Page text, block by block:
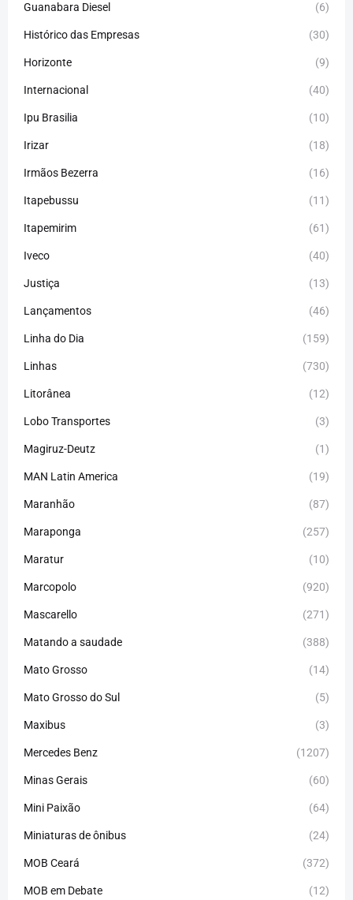
Guanabara Diesel (6)
Histórico das Empresas (30)
Horizonte (9)
Internacional (40)
Ipu Brasilia (10)
Irizar (18)
Irmãos Bezerra (16)
Itapebussu (11)
Itapemirim (61)
Iveco (40)
Justiça (13)
Lançamentos (46)
Linha do Dia (159)
Linhas (730)
Litorânea (12)
Lobo Transportes (3)
Magiruz-Deutz (1)
MAN Latin America (19)
Maranhão (87)
Maraponga (257)
Maratur (10)
Marcopolo (920)
Mascarello (271)
Matando a saudade (388)
Mato Grosso (14)
Mato Grosso do Sul (5)
Maxibus (3)
Mercedes Benz (1207)
Minas Gerais (60)
Mini Paixão (64)
Miniaturas de ônibus (24)
MOB Ceará (372)
MOB em Debate (12)